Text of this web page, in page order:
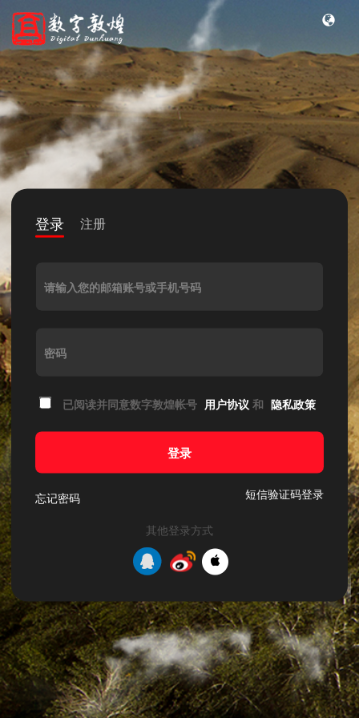
登录 注册
请输入您的邮箱账号或手机号码
密码
已阅读并同意数字敦煌帐号 用户协议 和 隐私政策
登录
忘记密码 短信验证码登录
其他登录方式